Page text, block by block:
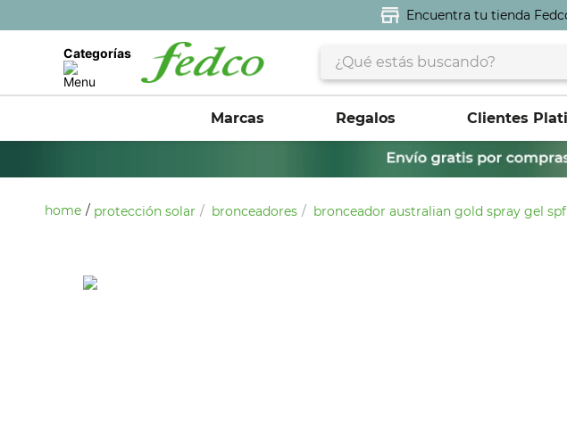
Encuentra tu tienda
Categorías ¿Qué estás buscando?
Marcas Regalos Clientes
protección solar bronceadores bronceador australian gold spray gel